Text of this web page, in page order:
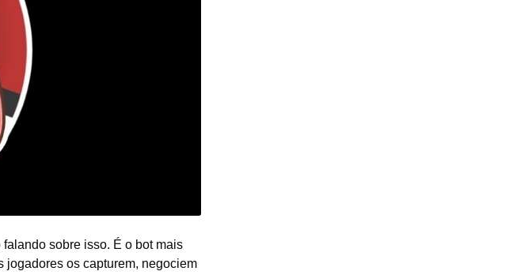
sobre isso. É o bot mais
jogadores os capturem, negociem